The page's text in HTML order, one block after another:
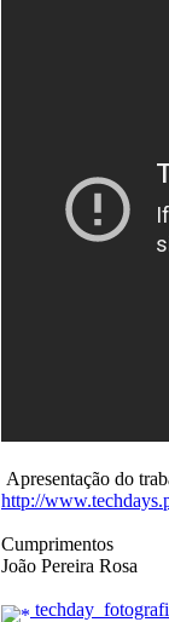
Apresentação do
http://
Cumprimentos
João Pereira Rosa